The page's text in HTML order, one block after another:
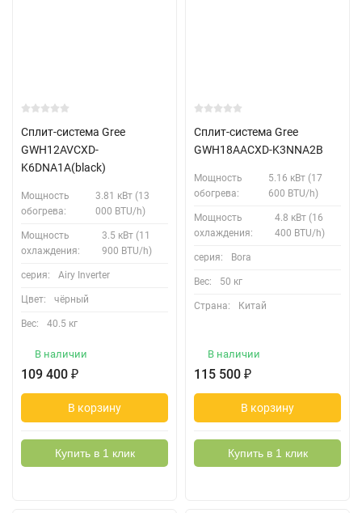
Сплит-система Gree
GWH12AVCXD-
K6DNA1A(black)
Мощность
обогрева:
3.81 кВт (13
000 BTU/h)
Мощность
охлаждения:
3.5 кВт (11
900 BTU/h)
серия: Airy Inverter
Цвет: чёрный
Вес: 40.5 кг
В наличии
109 400 ₽
В корзину
Купить в 1 клик
Сплит-система Gree
GWH18AACXD-K3NNA2B
Мощность
обогрева:
5.16 кВт (17
600 BTU/h)
Мощность
охлаждения:
4.8 кВт (16
400 BTU/h)
серия: Bora
Вес: 50 кг
Страна: Китай
В наличии
115 500 ₽
В корзину
Купить в 1 клик